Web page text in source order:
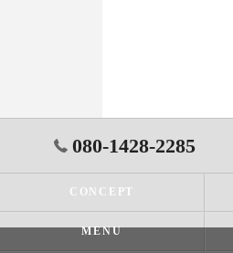
080-1428-2285
CONCEPT
MENU